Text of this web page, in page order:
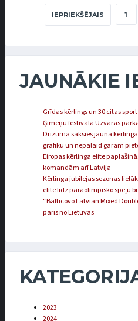
IEPRIEKŠĒJAIS 1
JAUNĀKIE
Grīdas kērlings un 30 citas
Ģimeņu festivālā Uzvaras
Drīzumā sāksies jaunā
grafiku un nepalaid garām
Eiropas kērlinga elite
komandām arī Latvija
Kērlinga jubilejas sezonas
elitē līdz paraolimpisko spēļu
“Balticovo Latvian Mixed
pāris no Lietuvas
2023